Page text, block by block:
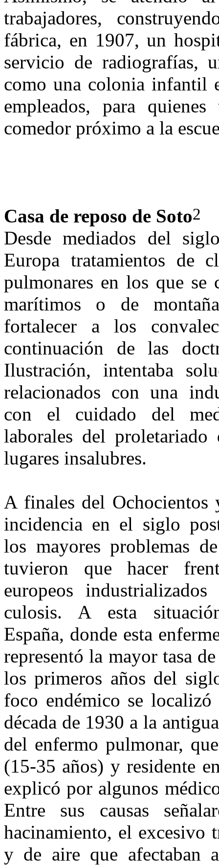
trabajadores,
fábrica, en 1907, un
servicio de radiografías,
como una colonia in­fantil
empleados, para
comedor próximo a la
Casa de reposo de Soto2
Desde mediados del
Europa tratamientos de
pulmonares en los que se
marítimos o de
fortalecer a los
continuación de las
Ilustra­ción, intentaba
relacionados con una
con el cuidado del
laborales del
lugares insalubres.
A finales del Ochocientos
inci­dencia en el siglo
los mayores problemas
tuvieron que hacer
europeos
culosis. A esta
España, donde esta
representó la mayor tasa
los primeros años del
foco endémico se localizó
década de 1930 a la
del enfermo pulmonar,
(15-35 años) y residente
explicó por algunos
Entre sus causas
hacinamiento, el excesivo
y de aire que afectaban